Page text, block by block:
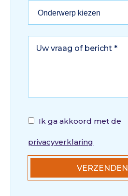
Ik ga akkoord met de
privacyverklaring